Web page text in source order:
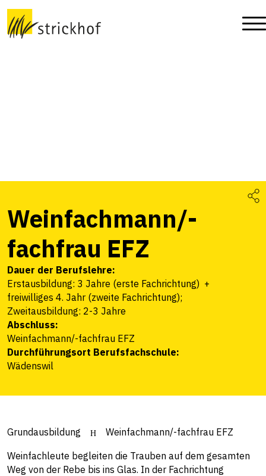
Weinfachmann/-
fachfrau EFZ
Dauer der Berufslehre:
Erstausbildung: 3 Jahre (erste Fachrichtung) +
freiwilliges 4. Jahr (zweite Fachrichtung);
Zweitausbildung: 2-3 Jahre
Abschluss:
Weinfachmann/-fachfrau EFZ
Durchführungsort Berufsfachschule:
Wädenswil
Grundausbildung Weinfachmann/-fachfrau EFZ
Weinfachleute begleiten die Trauben auf dem gesamten
Weg von der Rebe bis ins Glas. In der Fachrichtung